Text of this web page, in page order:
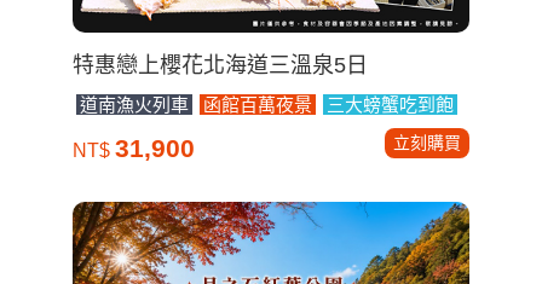
特惠戀上櫻花北海道三溫泉5日
道南漁火列車 函館百萬夜景 三大螃蟹吃到飽
NT$ 31,900 立刻購買